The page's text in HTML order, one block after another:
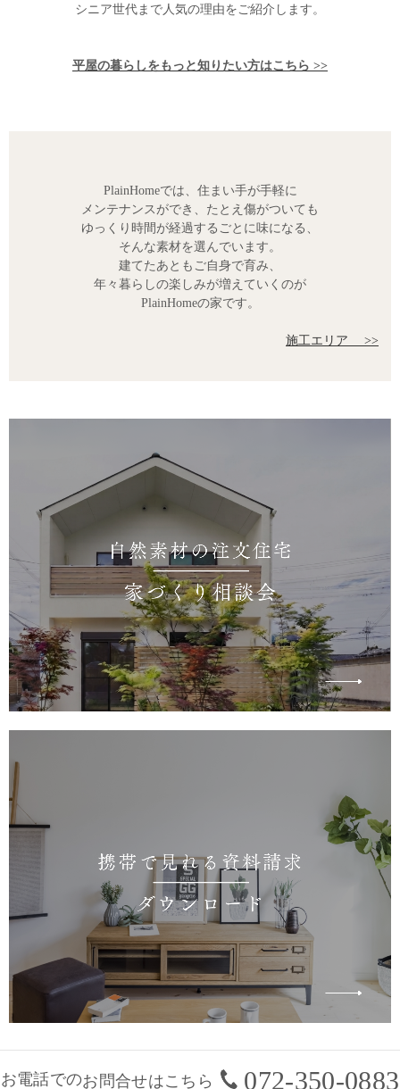
シニア世代まで人気の理由をご紹介します。
平屋の暮らしをもっと知りたい方はこちら >>
PlainHomeでは、住まい手が手軽に
メンテナンスができ、たとえ傷がついても
ゆっくり時間が経過するごとに味になる、
そんな素材を選んでいます。
建てたあともご自身で育み、
年々暮らしの楽しみが増えていくのが
PlainHomeの家です。
施工エリア >>
お電話でのお問合せはこちら 072-350-0883